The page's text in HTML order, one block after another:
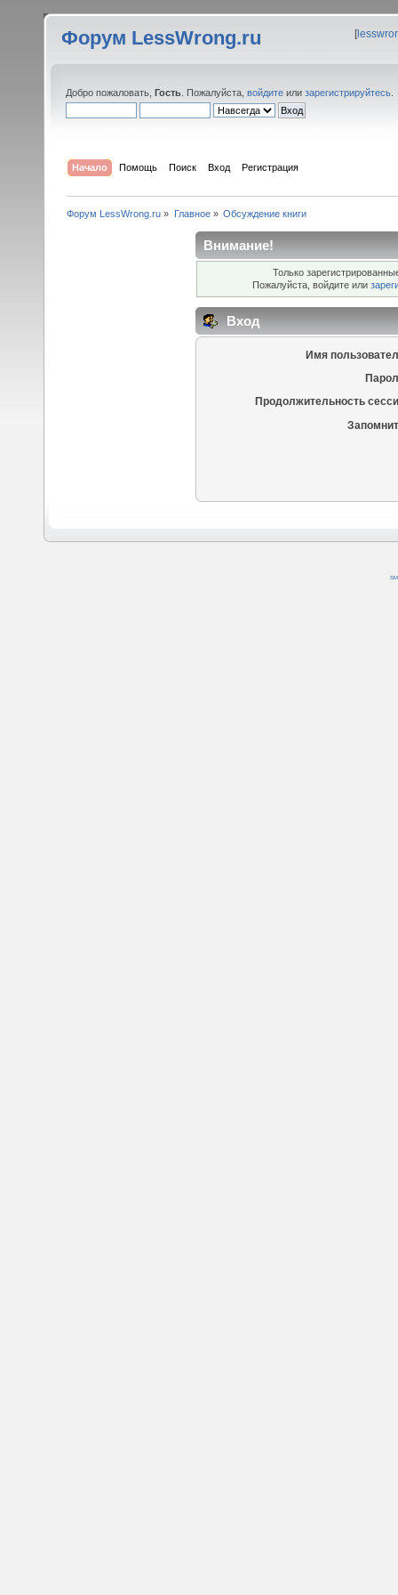
Форум LessWrong.ru [
Добро пожаловать, Гость . Пожалуйста, войдите или зарегистрируйтесь
Начало Помощь Поиск Вход Регистрация
Форум LessWrong.ru » Главное» Обсуждение книги
Внимание!
Только
Пожалуйста, войдите или
Вход
Имя
Продолжительность